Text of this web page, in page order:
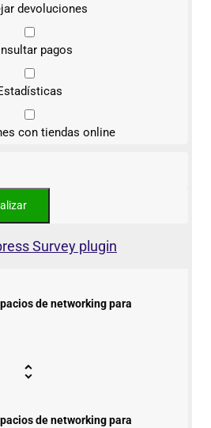
devoluciones
pagos
con tiendas online
Survey plugin
de networking para
de networking para